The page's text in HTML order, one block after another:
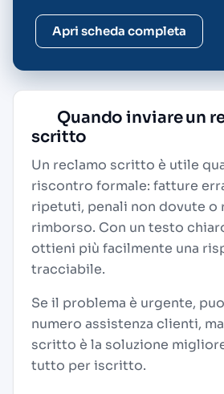
Apri scheda completa
Quando inviare un
scritto
Un reclamo scritto è utile
riscontro formale: fatture
ripetuti, penali non dovute o
rimborso. Con un testo
ottieni più facilmente una
tracciabile.
Se il problema è urgente,
numero assistenza clienti,
scritto è la soluzione
tutto per iscritto.